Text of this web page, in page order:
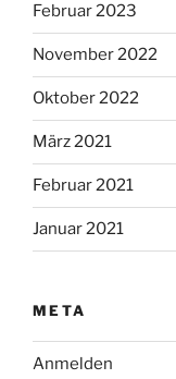
Februar 2023
November 2022
Oktober 2022
März 2021
Februar 2021
Januar 2021
META
Anmelden